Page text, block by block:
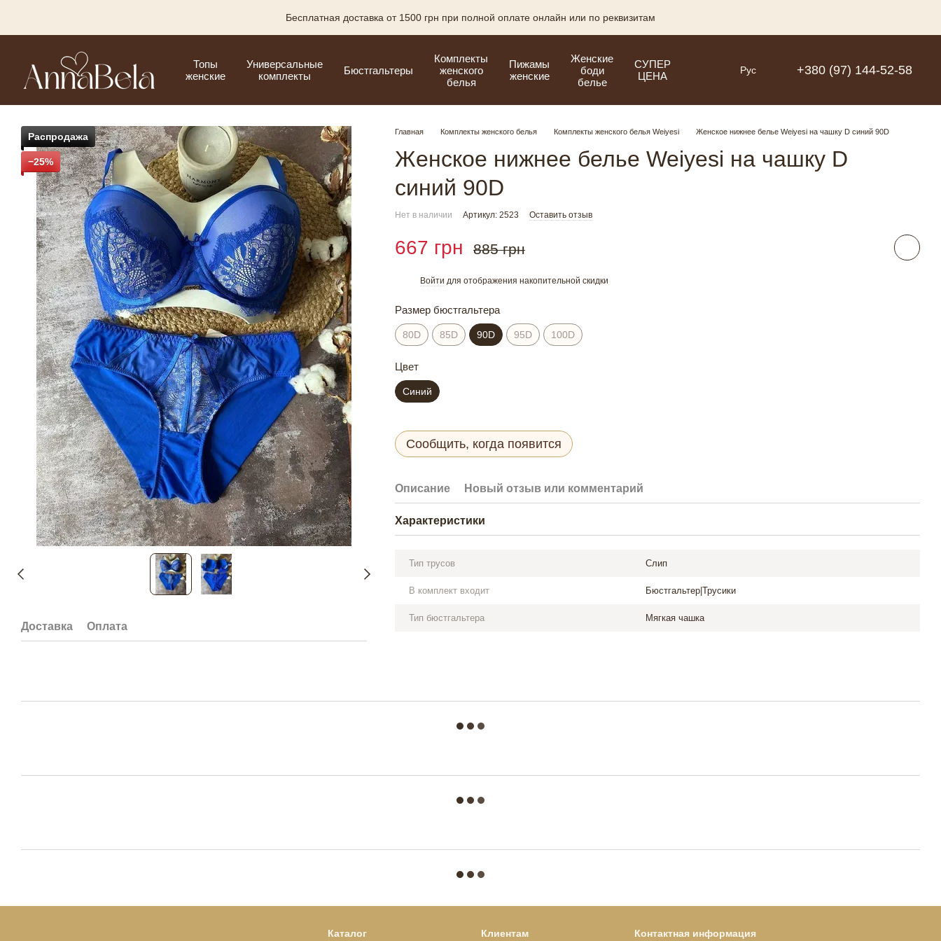
Бесплатная доставка от 1500 грн при полной оплате онлайн или по реквизитам
Топы
женские
Универсальные
комплекты
Бюстгальтеры
Комплекты
женского
белья
Пижамы
женские
Женские
боди
белье
СУПЕР
ЦЕНА
Рус +380 (97) 144-52-58
Распродажа
−25%
Доставка Оплата
Главная Комплекты женского белья Комплекты женского белья Weiyesi Женское нижнее белье Weiyesi на чашку D синий 90D
Женское нижнее белье Weiyesi на чашку D
синий 90D
Нет в наличии Артикул: 2523 Оставить отзыв
667 грн 885 грн
Войти для отображения накопительной скидки
Размер бюстгальтера
80D 85D 90D 95D 100D
Цвет
Синий
Сообщить, когда появится
Описание Новый отзыв или комментарий
Характеристики
Тип трусов Слип
В комплект входит Бюстгальтер|Трусики
Тип бюстгальтера Мягкая чашка
Каталог Клиентам Контактная информация